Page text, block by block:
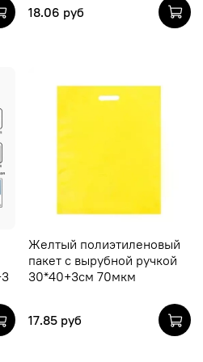
18.06 руб
Желтый полиэтиленовый
пакет с вырубной ручкой
30*40+3см 70мкм
17.85 руб